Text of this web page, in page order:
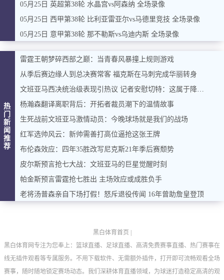
05月25日 英超第38轮 水晶宫vs阿森纳 全场录像
05月25日 西甲第38轮 比利亚雷亚尔vs马德里竞技 全场录像
05月25日 意甲第38轮 那不勒斯vs乌迪内斯 全场录像
热
门
新
闻
推
荐
雷霆王朝梦碎西部之巅：当青春风暴撞上规则游戏
从季后赛边缘人到总决赛常客 福克斯在马刺完成华丽转身
文班亚马西决统治级表现引热议 记者安慰切特：这属于降维打击
杨瀚森翻译离职背后：开拓者裁员潮下的温情故事
生死战前文班亚马激情动员：今晚球场就是我们的战场
红军选帅风云：新帅需善打高位逼抢这张王牌
布伦森效应：四年35胜改写尼克斯21年季后赛颓势
皮尔斯预言抢七大战：文班亚马的巨星觉醒时刻
帕金斯预言雷霆抢七胜出 主场效应或成胜负手
老将汤普森亲自下场打假！怒斥退役传闻 16年曾助詹皇登顶
黑白体育首页
黑白体育网专注为您奉上：篮球直播、足球直播、高清免费赛事直播、热门赛事在
线无插件观看等专属服务。不用下载软件、无需额外插件，打开即可流畅观看全场
赛事，随时随地锁定赛场动态。我们深耕体育直播领域，为球迷打造稳定高清的观